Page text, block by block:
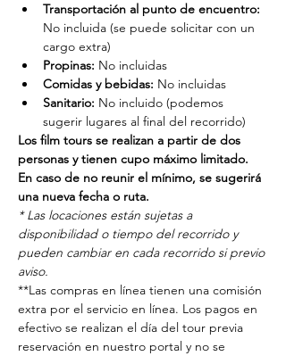
Transportación al punto de encuentro:
No incluida (se puede solicitar con un
cargo extra)
Propinas: No incluidas
Comidas y bebidas: No incluidas
Sanitario: No incluido (podemos
sugerir lugares al final del recorrido)
Los film tours se realizan a partir de dos
personas y tienen cupo máximo limitado.
En caso de no reunir el mínimo, se sugerirá
una nueva fecha o ruta.
* Las locaciones están sujetas a
disponibilidad o tiempo del recorrido y
pueden cambiar en cada recorrido si previo
aviso.
**Las compras en línea tienen una comisión
extra por el servicio en línea. Los pagos en
efectivo se realizan el día del tour previa
reservación en nuestro portal y no se